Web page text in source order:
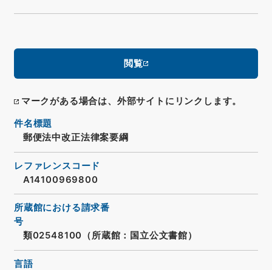
閲覧
マークがある場合は、外部サイトにリンクします。
件名標題
郵便法中改正法律案要綱
レファレンスコード
A14100969800
所蔵館における請求番
号
類02548100（所蔵館：国立公文書館）
言語